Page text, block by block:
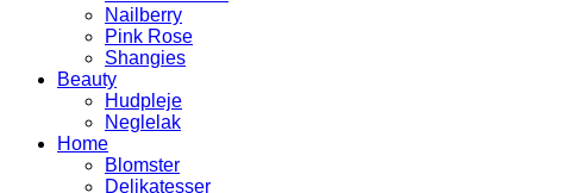
Nailberry
Pink Rose
Shangies
Beauty
Hudpleje
Neglelak
Home
Blomster
Delikatesser